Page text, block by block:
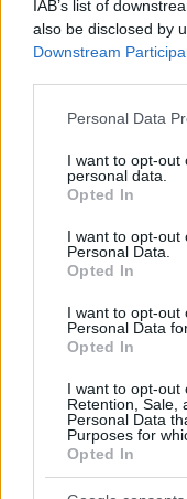
IAB’s list of
also be disclosed by
Downstream
Please note that this
not limited to your
grant or deny
use your data for
consent section.
Personal Data
I want to opt-out
personal data.
Opted In
I want to opt-out
Personal Data.
Opted In
I want to opt-out
Personal Data
Opted In
I want to opt-out
Retention, Sale,
Personal Data
Purposes for
Opted In